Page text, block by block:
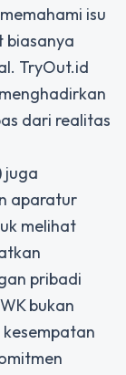
isu
biasanya
TryOut.id
dari realitas
juga
aparatur
melihat
pribadi
bukan